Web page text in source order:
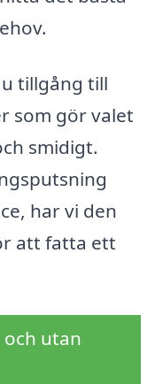
tillgång till
som gör valet
smidigt.
har vi den
att fatta ett
utan